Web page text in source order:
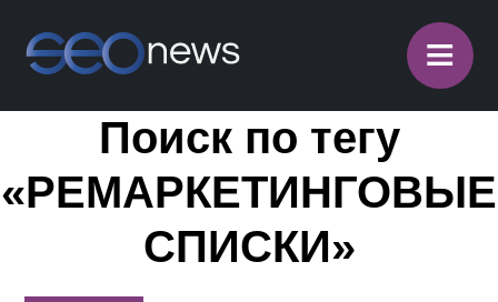
≡
Поиск по тегу
«РЕМАРКЕТИНГОВЫЕ
СПИСКИ»